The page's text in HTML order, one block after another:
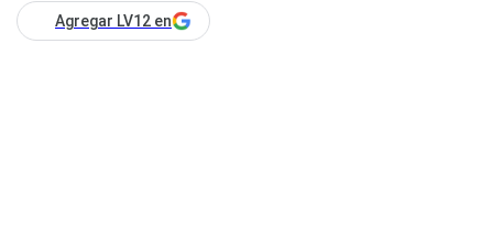
Agregar LV12 en